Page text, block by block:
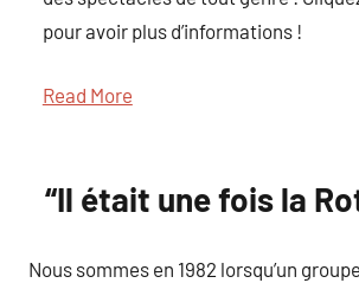
pour avoir plus d’informations !
Read More
“Il était une fois la
Nous sommes en 1982 lorsqu’un